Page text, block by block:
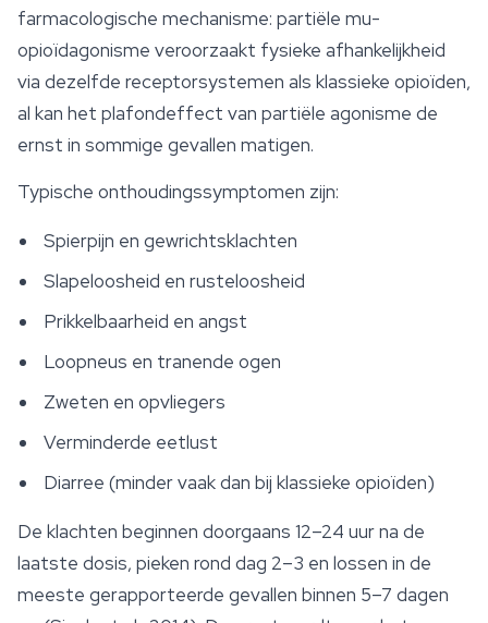
farmacologische mechanisme: partiële mu-
opioïdagonisme veroorzaakt fysieke afhankelijkheid
via dezelfde receptorsystemen als klassieke opioïden,
al kan het plafondeffect van partiële agonisme de
ernst in sommige gevallen matigen.
Typische onthoudingssymptomen zijn:
Spierpijn en gewrichtsklachten
Slapeloosheid en rusteloosheid
Prikkelbaarheid en angst
Loopneus en tranende ogen
Zweten en opvliegers
Verminderde eetlust
Diarree (minder vaak dan bij klassieke opioïden)
De klachten beginnen doorgaans 12–24 uur na de
laatste dosis, pieken rond dag 2–3 en lossen in de
meeste gerapporteerde gevallen binnen 5–7 dagen